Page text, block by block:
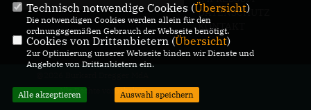
DATENSCHUTZ
KONTAKT
Alle Rechte vorbehalten.
Technisch notwendige Cookies (Übersicht)
Die notwendigen Cookies werden allein für den
ordnungsgemäßen Gebrauch der Webseite benötigt.
Cookies von Drittanbietern (Übersicht)
Zur Optimierung unserer Webseite binden wir Dienste und
Angebote von Drittanbietern ein.
Alle akzeptieren Auswahl speichern